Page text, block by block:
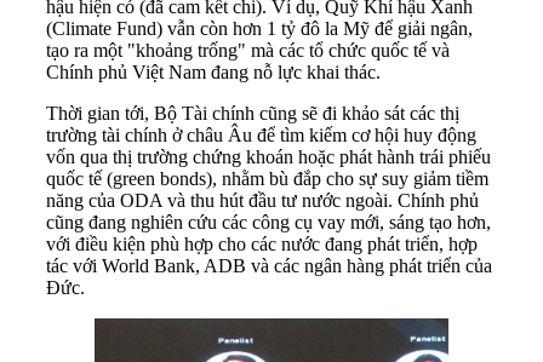
hậu hiện có (đã cam kết chi). Ví dụ, Quỹ Khí hậu Xanh
(Climate Fund) vẫn còn hơn 1 tỷ đô la Mỹ để giải ngân,
tạo ra một "khoảng trống" mà các tổ chức quốc tế và
Chính phủ Việt Nam đang nỗ lực khai thác.
Thời gian tới, Bộ Tài chính cũng sẽ đi khảo sát các thị
trường tài chính ở châu Âu để tìm kiếm cơ hội huy động
vốn qua thị trường chứng khoán hoặc phát hành trái phiếu
quốc tế (green bonds), nhằm bù đắp cho sự suy giảm tiềm
năng của ODA và thu hút đầu tư nước ngoài. Chính phủ
cũng đang nghiên cứu các công cụ vay mới, sáng tạo hơn,
với điều kiện phù hợp cho các nước đang phát triển, hợp
tác với World Bank, ADB và các ngân hàng phát triển của
Đức.